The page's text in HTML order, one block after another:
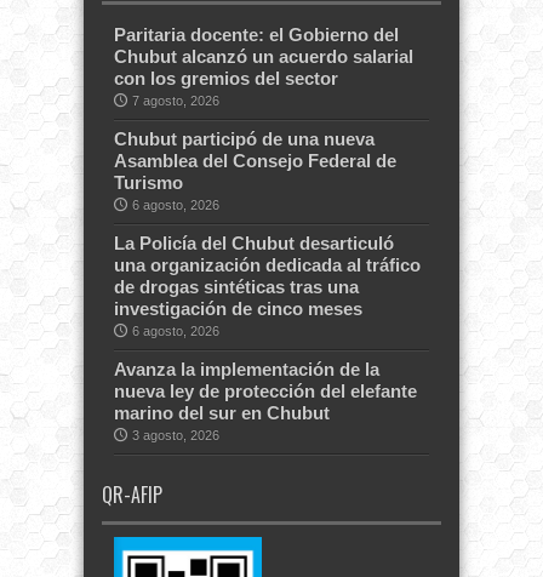
Paritaria docente: el Gobierno del
Chubut alcanzó un acuerdo salarial
con los gremios del sector
7 agosto, 2026
Chubut participó de una nueva
Asamblea del Consejo Federal de
Turismo
6 agosto, 2026
La Policía del Chubut desarticuló
una organización dedicada al tráfico
de drogas sintéticas tras una
investigación de cinco meses
6 agosto, 2026
Avanza la implementación de la
nueva ley de protección del elefante
marino del sur en Chubut
3 agosto, 2026
QR-AFIP